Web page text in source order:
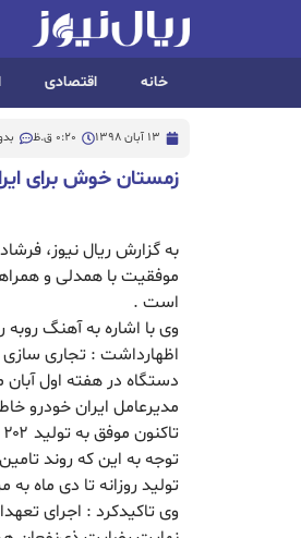
خانه اقتصادی
13 آبان 1398 0:20 ق.ظ
زمستان خوش برای
به گزارش ریال نیوز،
موفقیت با همدلی و
است .
وی با اشاره به آهنگ
دستگاه در هفته اول
مدیرعامل ایران خودرو
توجه به این که روند
تولید روزانه تا دی ماه
وی تاکیدکرد : اجرای